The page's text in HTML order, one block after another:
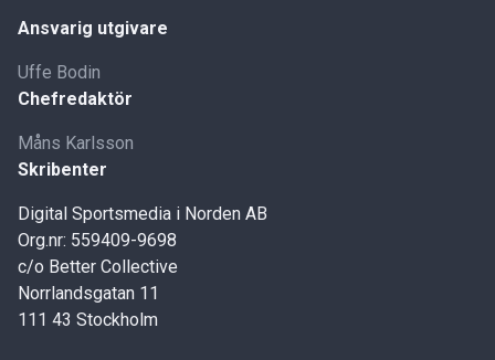
Ansvarig utgivare
Uffe Bodin
Chefredaktör
Måns Karlsson
Skribenter
Digital Sportsmedia i Norden AB
Org.nr: 559409-9698
c/o Better Collective
Norrlandsgatan 11
111 43 Stockholm